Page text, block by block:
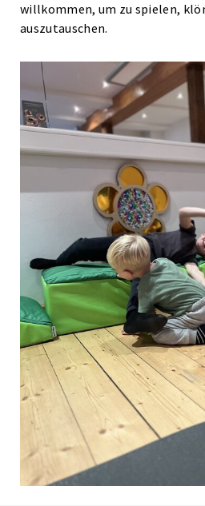
willkommen, um zu spielen,
auszutauschen.